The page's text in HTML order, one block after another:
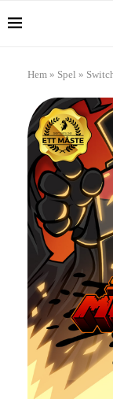
Hem » Spel »